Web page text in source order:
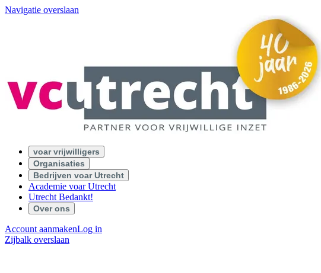
Navigatie overslaan
voar vrijwilligers
Organisaties
Bedrijven voar Utrecht
Academie voar Utrecht
Utrecht Bedankt!
Over ons
Account aanmakenLog in
Zijbalk overslaan